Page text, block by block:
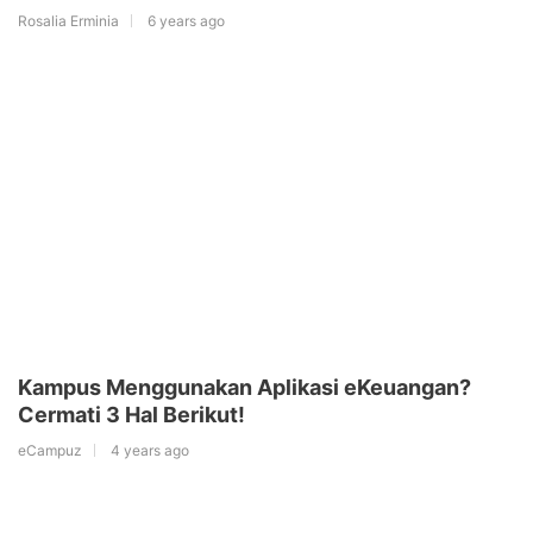
Rosalia Erminia 6 years ago
Kampus Menggunakan Aplikasi eKeuangan?
Cermati 3 Hal Berikut!
eCampuz 4 years ago